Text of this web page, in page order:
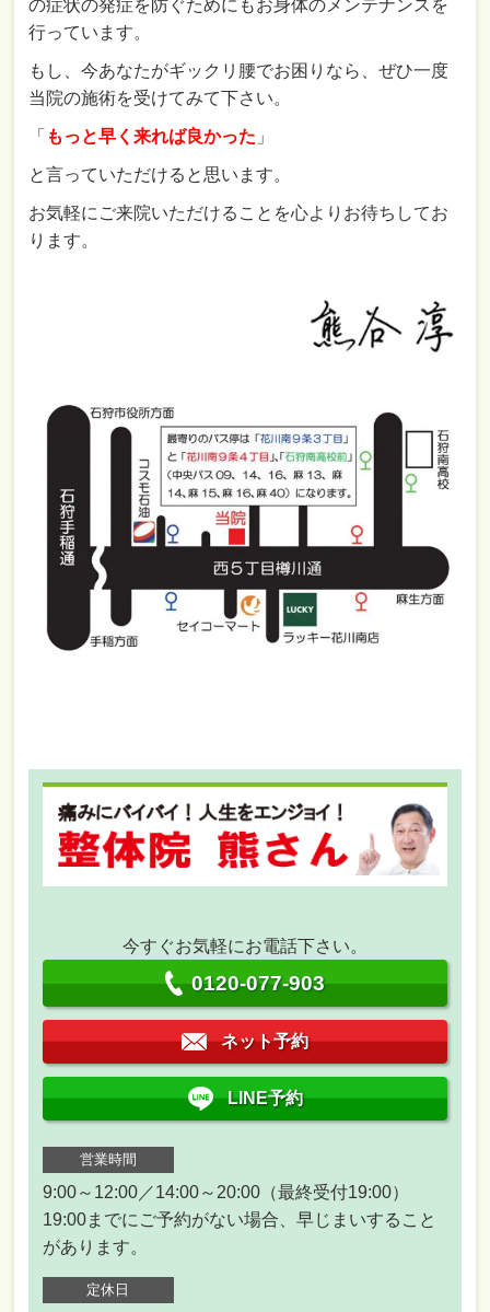
の症状の発症を防ぐためにもお身体のメンテナンスを
行っています。
もし、今あなたがギックリ腰でお困りなら、ぜひ一度
当院の施術を受けてみて下さい。
「 もっと早く来れば良かった 」
と言っていただけると思います。
お気軽にご来院いただけることを心よりお待ちしてお
ります。
今すぐお気軽にお電話下さい。
0120-077-903
ネット予約
LINE予約
営業時間
9:00～12:00／14:00～20:00（最終受付19:00）
19:00までにご予約がない場合、早じまいすること
があります。
定休日